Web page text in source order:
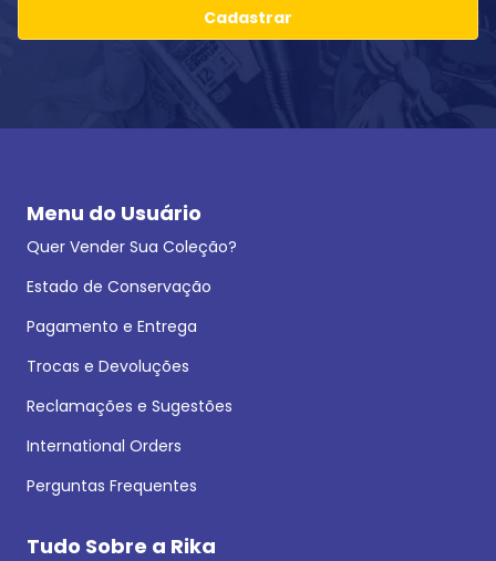
Cadastrar
Menu do Usuário
Quer Vender Sua Coleção?
Estado de Conservação
Pagamento e Entrega
Trocas e Devoluções
Reclamações e Sugestões
International Orders
Perguntas Frequentes
Tudo Sobre a Rika